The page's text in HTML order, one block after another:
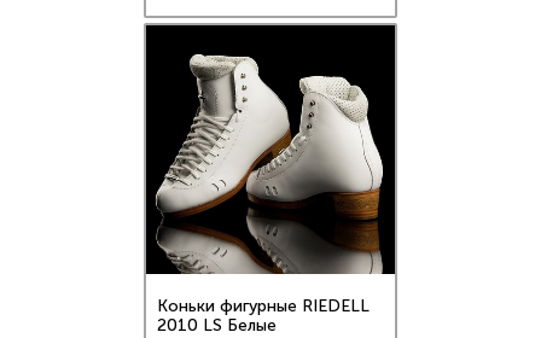
Коньки фигурные RIEDELL
2010 LS Белые